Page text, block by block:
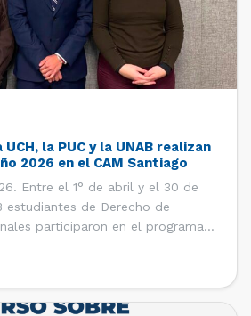
la PUC y la UNAB realizan
2026 en el CAM Santiago
Entre el 1° de abril y el 30 de
estudiantes de Derecho de
participaron en el programa
de Santiago (CCS). Así, se